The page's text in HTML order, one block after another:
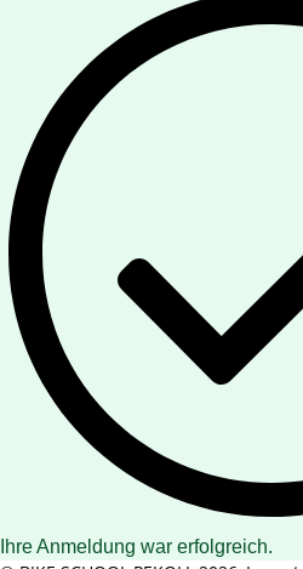
Ihre Anmeldung war erfolgreich.